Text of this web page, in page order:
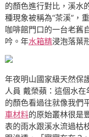
的顏色進行對比，溪水
種現象被稱為“茶溪”，
咖啡館門口的一台老舊
吟。年水箱精浸泡落葉
年夜明山國家級天然保
人員 戴榮蘋：這個水
的顏色看過往就像我們
車材料的原始叢林很是
表的雨水跟溪水流過枯